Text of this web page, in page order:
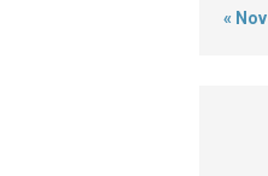
« Nov